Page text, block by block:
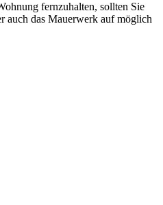
fernzuhalten, sollten Sie
auch das Mauerwerk auf möglich